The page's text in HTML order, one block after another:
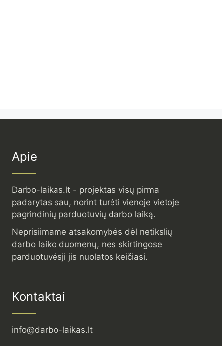
Apie
Darbo-laikas.lt - projektas visų pirma
padarytas sau, norint turėti vienoje vietoje
pagrindinių parduotuvių darbo laiką.
Neprisiimame atsakomybės dėl netikslių
darbo laiko duomenų, nes skirtingose
parduotuvėsji jis nuolatos keičiasi.
Kontaktai
info@darbo-laikas.lt